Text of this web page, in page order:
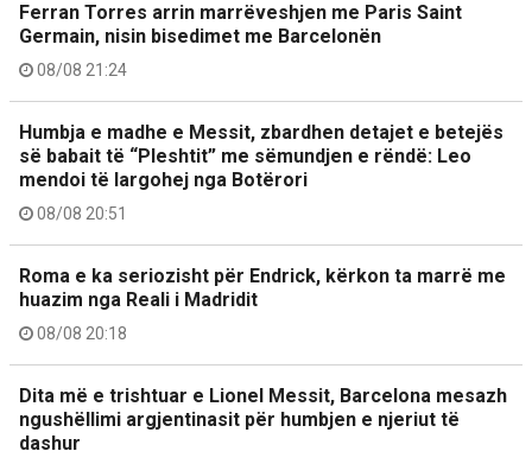
Ferran Torres arrin marrëveshjen me Paris Saint
Germain, nisin bisedimet me Barcelonën
08/08 21:24
Humbja e madhe e Messit, zbardhen detajet e betejës
së babait të “Pleshtit” me sëmundjen e rëndë: Leo
mendoi të largohej nga Botërori
08/08 20:51
Roma e ka seriozisht për Endrick, kërkon ta marrë me
huazim nga Reali i Madridit
08/08 20:18
Dita më e trishtuar e Lionel Messit, Barcelona mesazh
ngushëllimi argjentinasit për humbjen e njeriut të
dashur